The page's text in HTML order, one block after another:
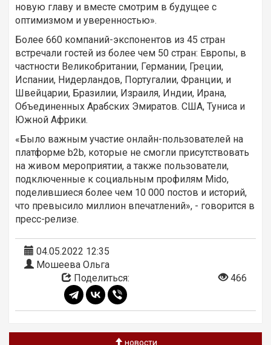
новую главу и вместе смотрим в будущее с
оптимизмом и уверенностью».
Более 660 компаний-экспонентов из 45 стран
встречали гостей из более чем 50 стран: Европы, в
частности Великобритании, Германии, Греции,
Испании, Нидерландов, Португалии, Франции, и
Швейцарии, Бразилии, Израиля, Индии, Ирана,
Объединенных Арабских Эмиратов. США, Туниса и
Южной Африки.
«Было важным участие онлайн-пользователей на
платформе b2b, которые не смогли присутствовать
на живом мероприятии, а также пользователи,
подключенные к социальным профилям Mido,
поделившиеся более чем 10 000 постов и историй,
что превысило миллион впечатлений», - говорится в
пресс-релизе.
04.05.2022 12:35
Мошеева Ольга
Поделиться:
466
новости